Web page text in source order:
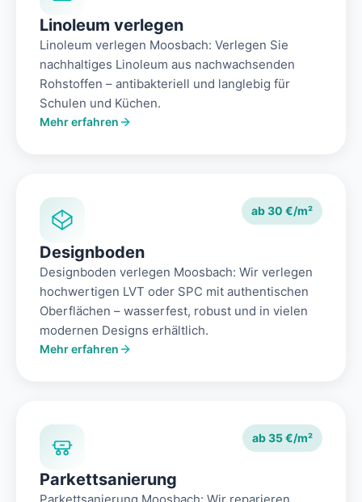
Linoleum verlegen
Linoleum verlegen Moosbach: Verlegen Sie
nachhaltiges Linoleum aus nachwachsenden
Rohstoffen – antibakteriell und langlebig für
Schulen und Küchen.
Mehr erfahren
ab 30 €/m²
Designboden
Designboden verlegen Moosbach: Wir verlegen
hochwertigen LVT oder SPC mit authentischen
Oberflächen – wasserfest, robust und in vielen
modernen Designs erhältlich.
Mehr erfahren
ab 35 €/m²
Parkettsanierung